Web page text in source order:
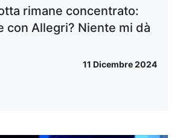
rimane concentrato:
con Allegri? Niente mi dà
11 Dicembre 2024